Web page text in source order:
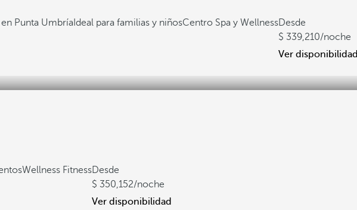
Punta Umbría Ideal para familias y niñosCentro Spa y WellnessDesde
339,210/noche
Ver disponibilidad
Wellness FitnessDesde
350,152/noche
Ver disponibilidad